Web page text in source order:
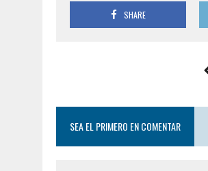
SHARE
SEA EL PRIMERO EN COMENTAR